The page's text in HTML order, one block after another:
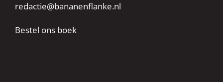
redactie@bananenflanke.nl
Bestel ons boek